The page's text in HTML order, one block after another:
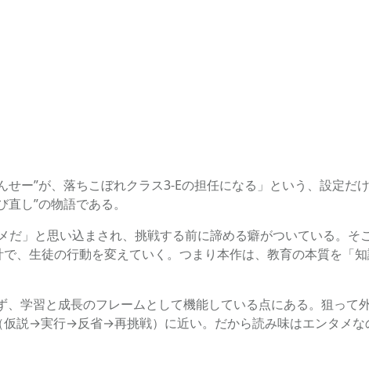
せー”が、落ちこぼれクラス3-Eの担任になる」という、設定
し”の物語である。
」と思い込まされ、挑戦する前に諦める癖がついている。
、生徒の行動を変えていく。つまり本作は、教育の本質を「
学習と成長のフレームとして機能している点にある。狙って
説→実行→反省→再挑戦）に近い。だから読み味はエンタメ